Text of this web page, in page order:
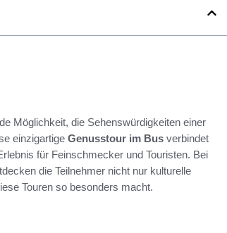
Möglichkeit, die Sehenswürdigkeiten einer
einzigartige Genusstour im Bus verbindet
für Feinschmecker und Touristen. Bei
die Teilnehmer nicht nur kulturelle
Touren so besonders macht.